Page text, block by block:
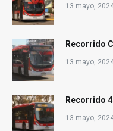
13 mayo,
Recorrido
13 mayo,
Recorrido
13 mayo,